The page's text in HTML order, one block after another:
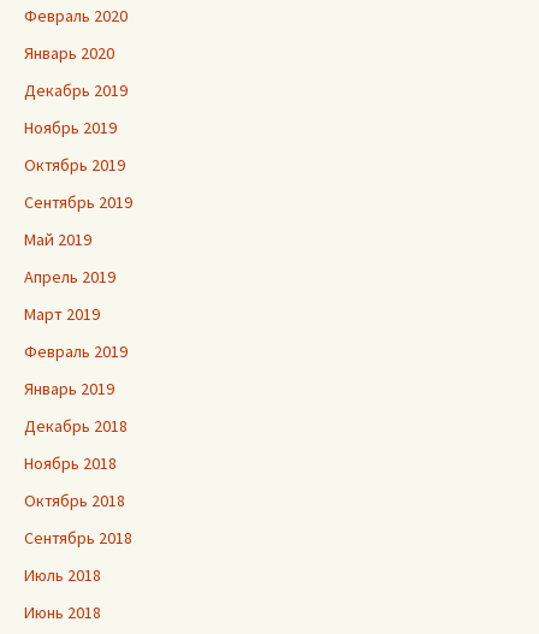
Февраль 2020
Январь 2020
Декабрь 2019
Ноябрь 2019
Октябрь 2019
Сентябрь 2019
Май 2019
Апрель 2019
Март 2019
Февраль 2019
Январь 2019
Декабрь 2018
Ноябрь 2018
Октябрь 2018
Сентябрь 2018
Июль 2018
Июнь 2018